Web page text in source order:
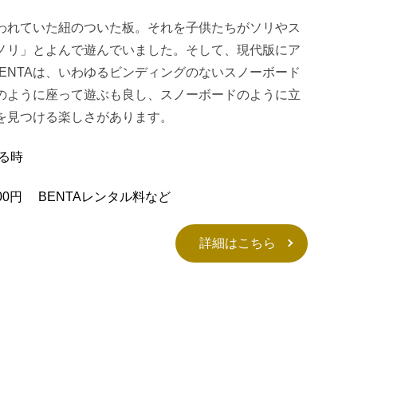
ていた紐のついた板。それを子供たちがソリやス
リ」とよんで遊んでいました。そして、現代版にア
は、いわゆるビンディングのないスノーボード
うに座って遊ぶも良し、スノーボードのように立
つける楽しさがあります。
時
円 BENTAレンタル料など
詳細はこちら